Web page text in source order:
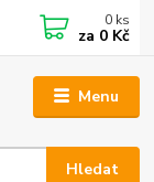
Menu
Hledat
0 ks
za 0 Kč